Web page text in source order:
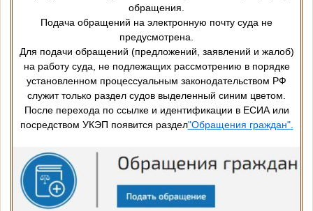
обращения.
Подача обращений на электронную почту суда не
предусмотрена.
Для подачи обращений (предложений, заявлений и жалоб)
на работу суда, не подлежащих рассмотрению в порядке
установленном процессуальным законодательством РФ
служит только раздел судов выделенный синим цветом.
После перехода по ссылке и идентификации в ЕСИА или
посредством УКЭП появится раздел"Обращения граждан".